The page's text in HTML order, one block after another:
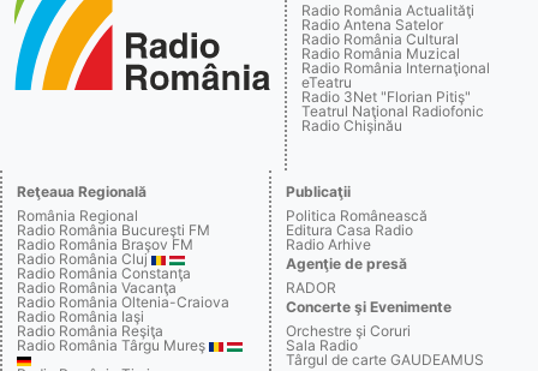
Radio România Actualităţi
Radio Antena Satelor
Radio România Cultural
Radio România Muzical
Radio România Internaţional
eTeatru
Radio 3Net "Florian Pitiş"
Teatrul Naţional Radiofonic
Radio Chişinău
Reţeaua Regională
România Regional
Radio România Bucureşti FM
Radio România Braşov FM
Radio România Cluj
Radio România Constanţa
Radio România Vacanţa
Radio România Oltenia-Craiova
Radio România Iaşi
Radio România Reşiţa
Radio România Târgu Mureş
Publicaţii
Politica Românească
Editura Casa Radio
Radio Arhive
Agenţie de presă
RADOR
Concerte şi Evenimente
Orchestre şi Coruri
Sala Radio
Târgul de carte GAUDEAMUS